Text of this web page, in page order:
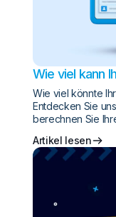
Wie viel kann
einsparen?
Wie viel könnte
Entdecken Sie
berechnen Sie
Artikel lesen